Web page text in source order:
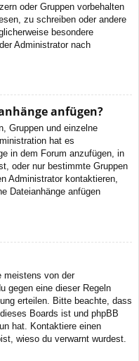
oder Gruppen vorbehalten
zu schreiben oder andere
besondere
Administrator nach
anfügen?
Gruppen und einzelne
hat es
in dem Forum anzufügen, in
oder nur bestimmte Gruppen
Administrator kontaktieren,
Dateianhänge anfügen
meistens von der
gegen eine dieser Regeln
erteilen. Bitte beachte, dass
Boards ist und phpBB
hat. Kontaktiere einen
wieso du verwarnt wurdest.